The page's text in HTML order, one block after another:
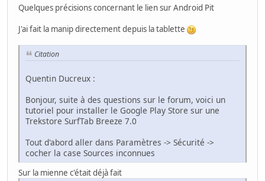
Quelques précisions concernant le lien sur Android Pit
J'ai fait la manip directement depuis la tablette
Citation
Quentin Ducreux :
Bonjour, suite à des questions sur le forum, voici un
tutoriel pour installer le Google Play Store sur une
Trekstore SurfTab Breeze 7.0
Tout d'abord aller dans Paramètres -> Sécurité ->
cocher la case Sources inconnues
Sur la mienne c'était déjà fait